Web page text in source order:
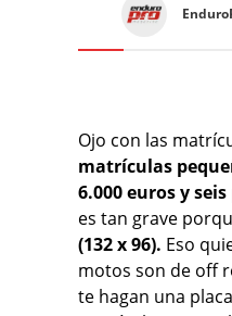
Ojo con las
matrículas
6.000 euros y
es tan grave
(132 x 96). Eso
motos son de off
te hagan una